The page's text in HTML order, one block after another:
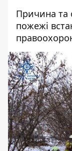
Причина та
пожежі